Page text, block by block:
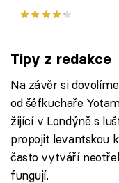
Tipy z redakce
Na závěr si
od šéfkuchaře
žijící v Londýně s
propojit levantskou
často vytváří
fungují.